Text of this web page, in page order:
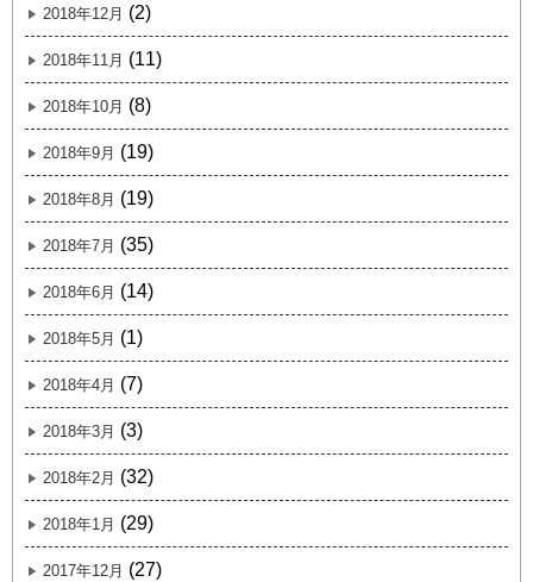
2018年12月 (2)
2018年11月 (11)
2018年10月 (8)
2018年9月 (19)
2018年8月 (19)
2018年7月 (35)
2018年6月 (14)
2018年5月 (1)
2018年4月 (7)
2018年3月 (3)
2018年2月 (32)
2018年1月 (29)
2017年12月 (27)